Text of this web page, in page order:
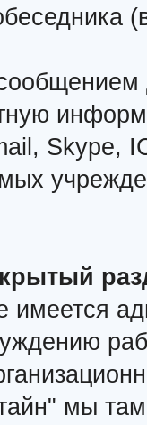
Skype,
мы